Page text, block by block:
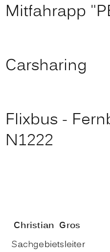
Mitfahrapp
Carsharing
Flixbus -
N1222
Christian Gros
Sachgebietsleiter